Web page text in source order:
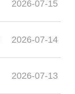
2026-07-15
2026-07-14
2026-07-13